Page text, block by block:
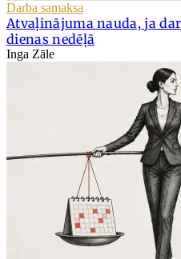
Darba samaksa
Atvaļinājuma nauda, ja
dienas nedēļā
Inga Zāle